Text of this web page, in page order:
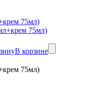
75мл)
В корзине
75мл)